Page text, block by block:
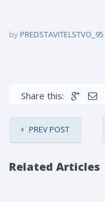
byPREDSTAVITELSTVO_95
Share this:
PREV POST
Related Articles